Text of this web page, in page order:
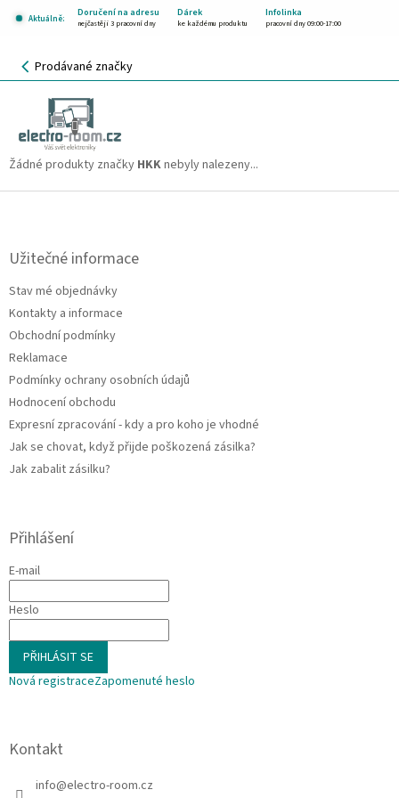
Aktuálně:
Doručení na adresu Dárek Infolinka
nejčastěji 3 pracovní dny ke každému produktu pracovní dny 09:00-17:00
NÁKUPNÍ
KOŠÍK
Prodávané značky
HKK
Žádné produkty značky HKKnebyly nalezeny...
Z
Užitečné informace
Stav mé objednávky
Kontakty a informace
Obchodní podmínky
Reklamace
Podmínky ochrany osobních údajů
Hodnocení obchodu
Expresní zpracování - kdy a pro koho je vhodné
Jak se chovat, když přijde poškozená zásilka?
Jak zabalit zásilku?
Přihlášení
E-mail
Heslo
PŘIHLÁSIT SE
Nová registraceZapomenuté heslo
Kontakt
info@electro-room.cz